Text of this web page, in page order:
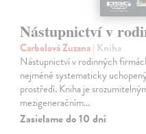
Nástupnictví v
Carbolová Zuzana| Kniha
Nástupnictví v rodinných
nejméně systematicky
prostředí. Kniha je
mezigeneračním…
Zasielame do 10 dní